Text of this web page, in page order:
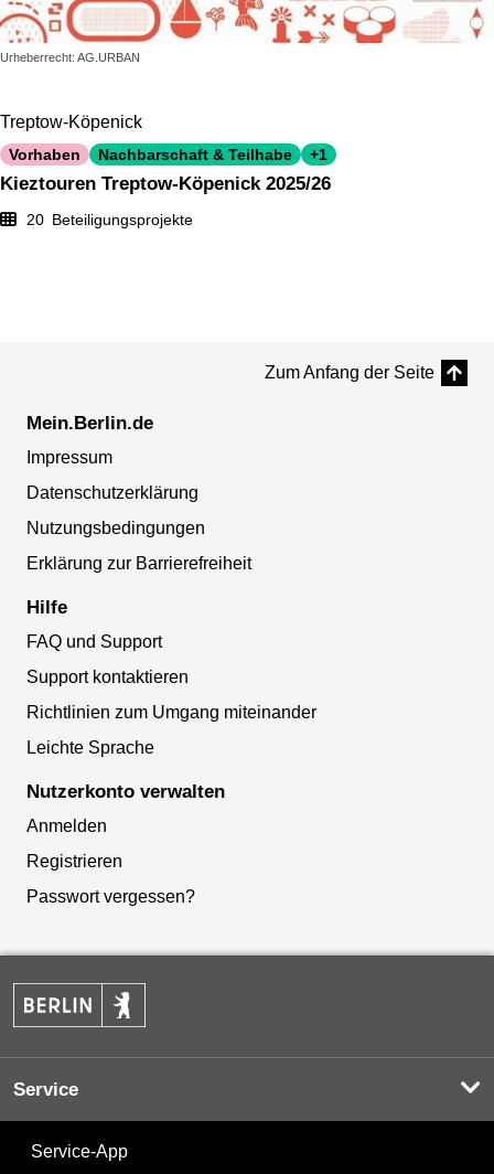
Urheberrecht: AG.URBAN
Treptow-Köpenick
Vorhaben Nachbarschaft & Teilhabe +1
Kieztouren Treptow-Köpenick 2025/26
20 Beteiligungsprojekte
Zum Anfang der Seite
Mein.Berlin.de
Impressum
Datenschutzerklärung
Nutzungsbedingungen
Erklärung zur Barrierefreiheit
Hilfe
FAQ und Support
Support kontaktieren
Richtlinien zum Umgang miteinander
Leichte Sprache
Nutzerkonto verwalten
Anmelden
Registrieren
Passwort vergessen?
Service
Service-App